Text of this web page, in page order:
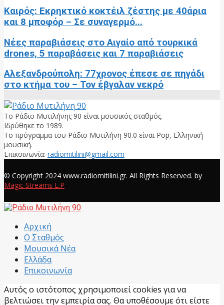
Καιρός: Εκρηκτικό κοκτέιλ ζέστης με 40άρια
και 8 μποφόρ – Σε συναγερμό...
Νέες παραβιάσεις στο Αιγαίο από τουρκικά
drones, 5 παραβάσεις και 7 παραβιάσεις
Αλεξανδρούπολη: 77χρονος έπεσε σε πηγάδι
στο κτήμα του – Τον έβγαλαν νεκρό
Το Ράδιο Μυτιλήνης 90 είναι μουσικός σταθμός.
Ιδρύθηκε το 1989.
Το πρόγραμμα του Ράδιο Μυτιλήνη 90.0 είναι Pop, Ελληνική
μουσική.
Επικοινωνία: radiomitilini@gmail.com
© Copyright 2024 www.radiomitilini.gr. All Rights Reserved. by
Magic Streams L.P
Αρχική
Ο Σταθμός
Μουσικά Νέα
Ελλάδα
Επικοινωνία
Αυτός ο ιστότοπος χρησιμοποιεί cookies για να
βελτιώσει την εμπειρία σας. Θα υποθέσουμε ότι είστε